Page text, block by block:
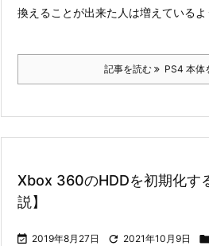
換えることが出来た人は増えているよ
記事を読む PS4 本体
Xbox 360のHDDを初期化す
説】
 2019年8月27日  2021年10月9日